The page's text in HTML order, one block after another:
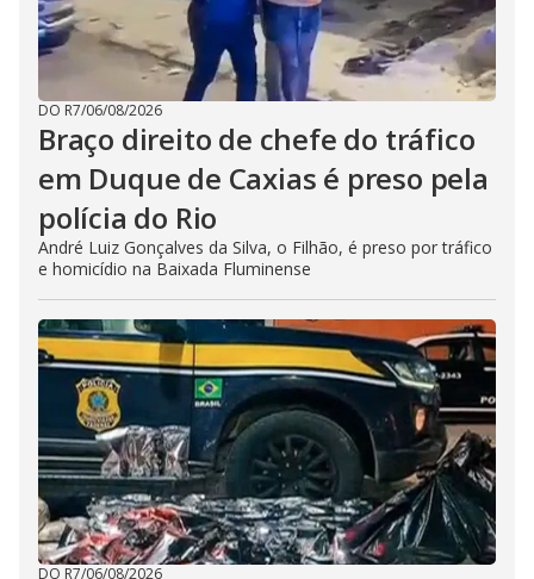
DO R7/06/08/2026
Braço direito de chefe do tráfico
em Duque de Caxias é preso pela
polícia do Rio
André Luiz Gonçalves da Silva, o Filhão, é preso por tráfico
e homicídio na Baixada Fluminense
DO R7/06/08/2026